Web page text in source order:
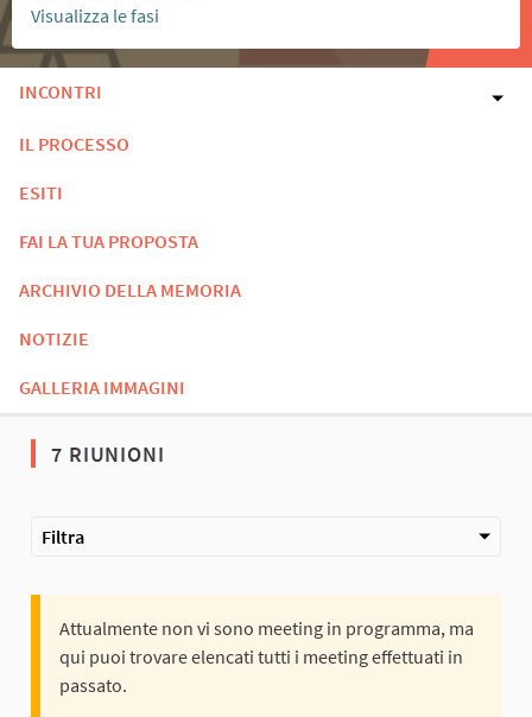
Visualizza le fasi
INCONTRI
IL PROCESSO
ESITI
FAI LA TUA PROPOSTA
ARCHIVIO DELLA MEMORIA
NOTIZIE
GALLERIA IMMAGINI
7 RIUNIONI
Filtra
Attualmente non vi sono meeting in programma, ma
qui puoi trovare elencati tutti i meeting effettuati in
passato.